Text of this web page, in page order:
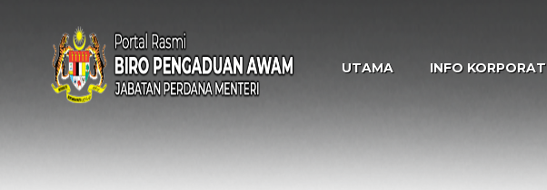
UTAMA INFO KORPORAT